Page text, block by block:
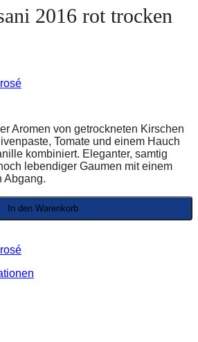
2016 rot trocken
Aromen von getrockneten Kirschen
Tomate und einem Hauch
kombiniert. Eleganter, samtig
lebendiger Gaumen mit einem
Abgang.
In den Warenkorb